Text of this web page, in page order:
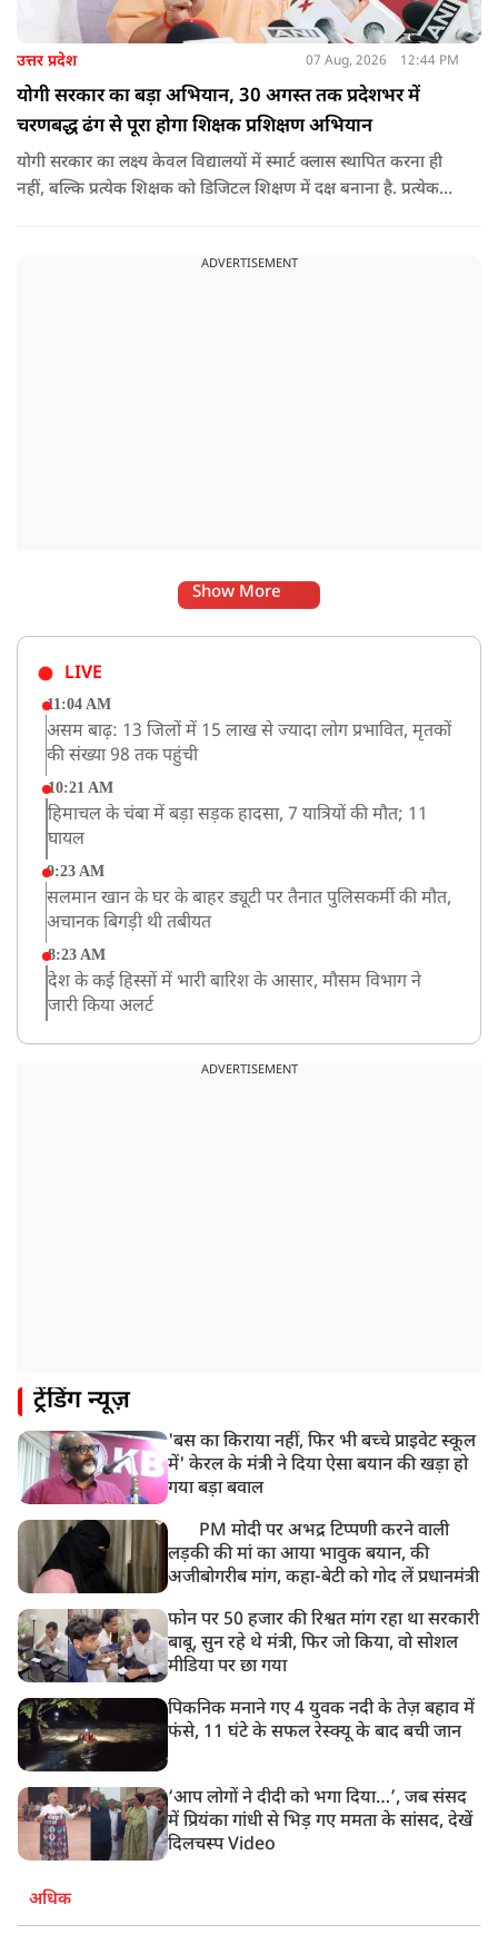
उत्तर प्रदेश 07 Aug, 2026 12:44 PM
योगी सरकार का बड़ा अभियान, 30 अगस्त तक प्रदेशभर में
चरणबद्ध ढंग से पूरा होगा शिक्षक प्रशिक्षण अभियान
योगी सरकार का लक्ष्य केवल विद्यालयों में स्मार्ट क्लास स्थापित करना ही
नहीं, बल्कि प्रत्येक शिक्षक को डिजिटल शिक्षण में दक्ष बनाना है. प्रत्येक
ADVERTISEMENT
Show More
LIVE
11:04 AM
असम बाढ़: 13 जिलों में 15 लाख से ज्यादा लोग प्रभावित, मृतकों
की संख्या 98 तक पहुंची
10:21 AM
हिमाचल के चंबा में बड़ा सड़क हादसा, 7 यात्रियों की मौत; 11
घायल
9:23 AM
सलमान खान के घर के बाहर ड्यूटी पर तैनात पुलिसकर्मी की मौत,
अचानक बिगड़ी थी तबीयत
8:23 AM
देश के कई हिस्सों में भारी बारिश के आसार, मौसम विभाग ने
जारी किया अलर्ट
भारत समेत 5 देशों पर 100% टैरिफ
ADVERTISEMENT
ट्रेंडिंग न्यूज़
'बस का किराया नहीं, फिर भी बच्चे प्राइवेट स्कूल
में' केरल के मंत्री ने दिया ऐसा बयान की खड़ा हो
गया बड़ा बवाल
PM मोदी पर अभद्र टिप्पणी करने वाली
लड़की की मां का आया भावुक बयान, की
अजीबोगरीब मांग, कहा-बेटी को गोद लें प्रधानमंत्री
फोन पर 50 हजार की रिश्वत मांग रहा था सरकारी
बाबू, सुन रहे थे मंत्री, फिर जो किया, वो सोशल
मीडिया पर छा गया
पिकनिक मनाने गए 4 युवक नदी के तेज़ बहाव में
फंसे, 11 घंटे के सफल रेस्क्यू के बाद बची जान
‘आप लोगों ने दीदी को भगा दिया…’, जब संसद
में प्रियंका गांधी से भिड़ गए ममता के सांसद, देखें
दिलचस्प Video
अधिक